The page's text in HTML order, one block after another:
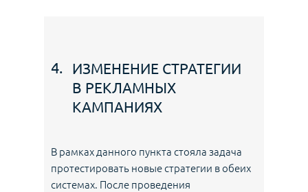
ИЗМЕНЕНИЕ СТРАТЕГИИ
В РЕКЛАМНЫХ
КАМПАНИЯХ
В рамках данного пункта стояла задача
протестировать новые стратегии в обеих
системах. После проведения
4.